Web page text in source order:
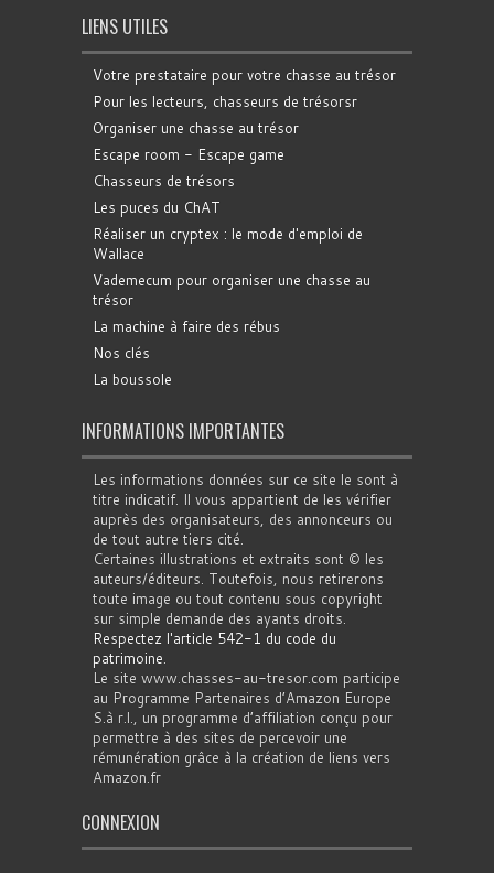
LIENS UTILES
Votre prestataire pour votre chasse au trésor
Pour les lecteurs, chasseurs de trésorsr
Organiser une chasse au trésor
Escape room - Escape game
Chasseurs de trésors
Les puces du ChAT
Réaliser un cryptex : le mode d'emploi de
Wallace
Vademecum pour organiser une chasse au
trésor
La machine à faire des rébus
Nos clés
La boussole
INFORMATIONS IMPORTANTES
Les informations données sur ce site le sont à
titre indicatif. Il vous appartient de les vérifier
auprès des organisateurs, des annonceurs ou
de tout autre tiers cité.
Certaines illustrations et extraits sont © les
auteurs/éditeurs. Toutefois, nous retirerons
toute image ou tout contenu sous copyright
sur simple demande des ayants droits.
Respectez l'article 542-1 du code du
patrimoine.
Le site www.chasses-au-tresor.com participe
au Programme Partenaires d’Amazon Europe
S.à r.l., un programme d’affiliation conçu pour
permettre à des sites de percevoir une
rémunération grâce à la création de liens vers
Amazon.fr
CONNEXION